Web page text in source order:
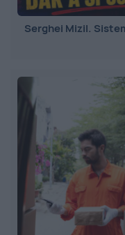
Serghei Mizil.